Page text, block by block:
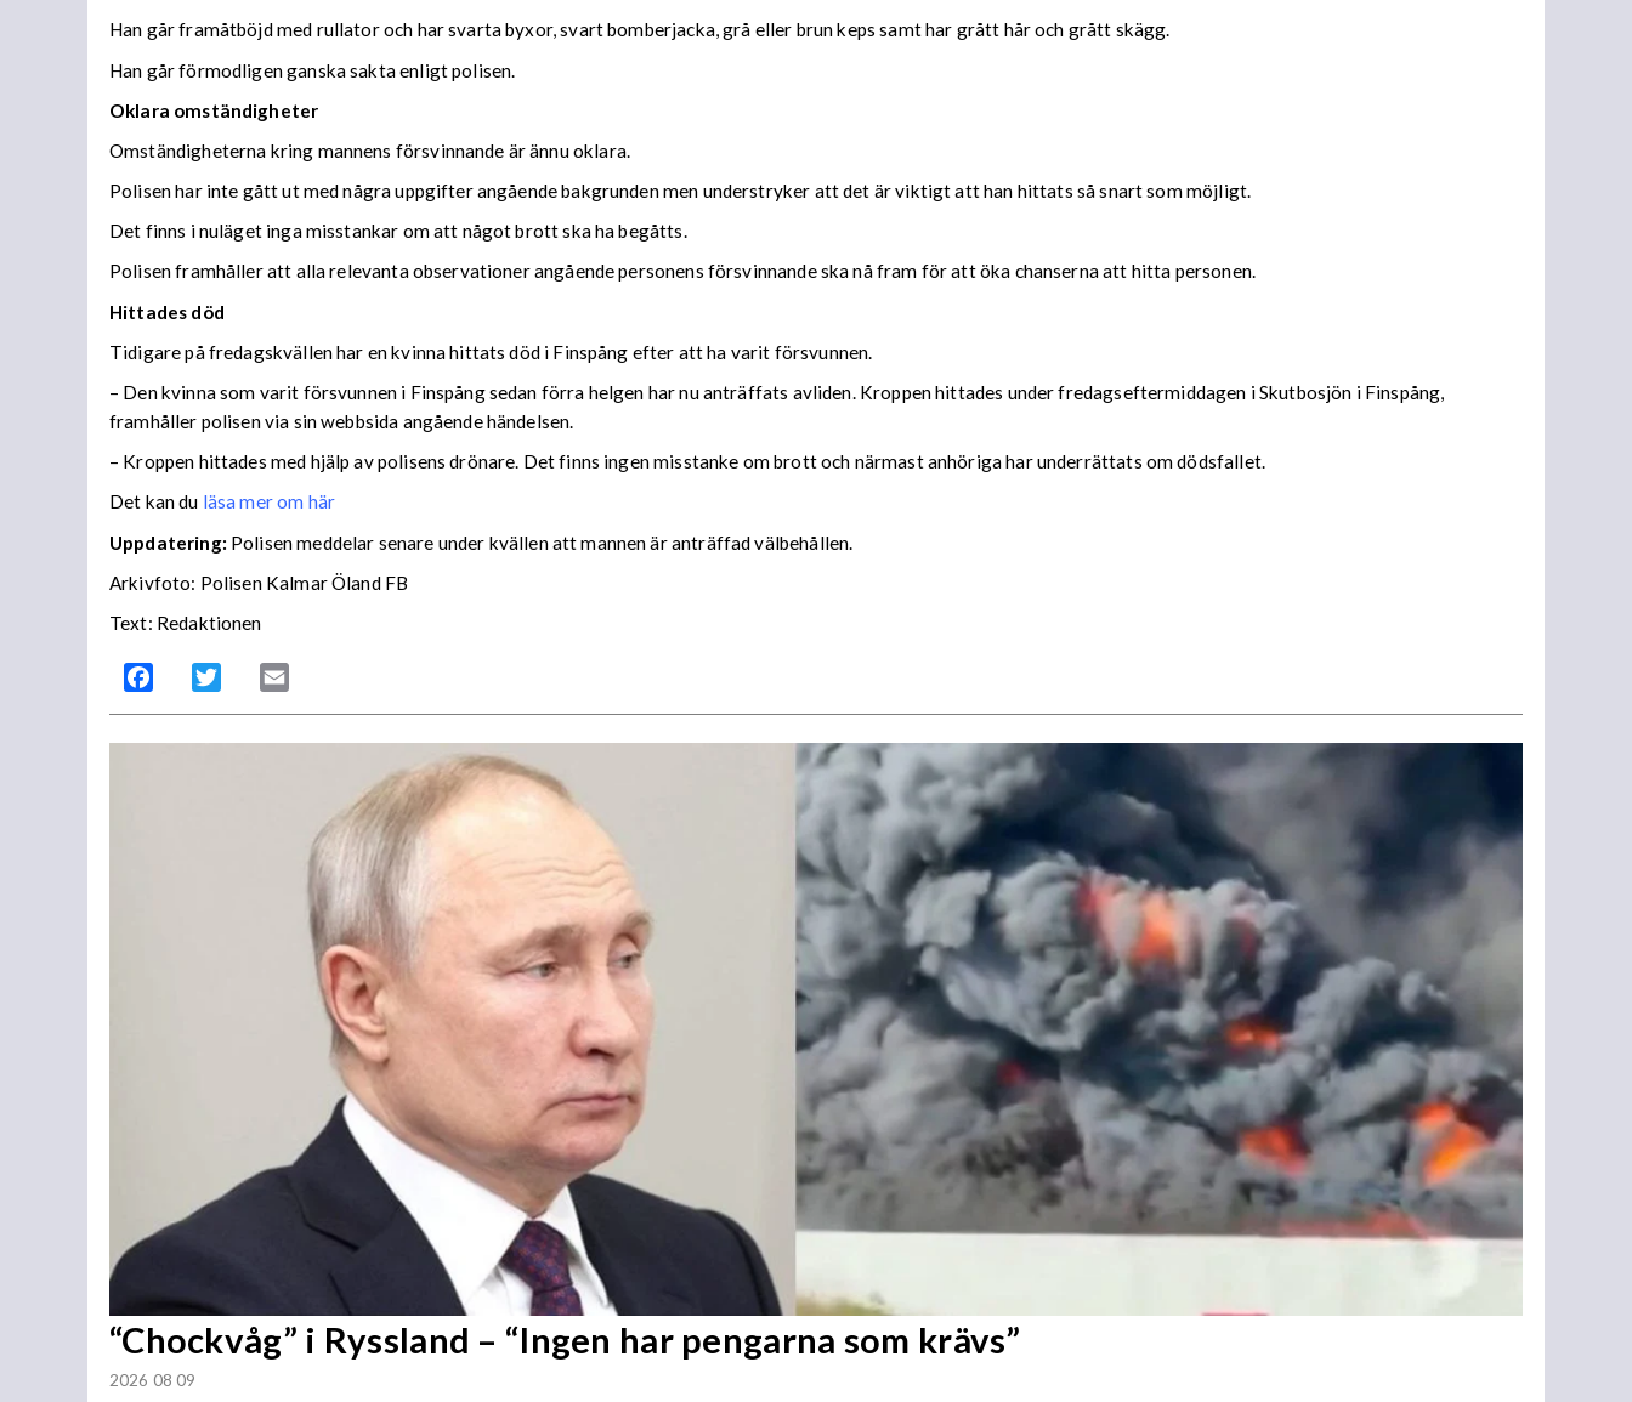
Han går framåtböjd med rullator och har svarta byxor, svart bomberjacka, grå eller brun keps samt har grått hår och grått skägg.
Han går förmodligen ganska sakta enligt polisen.
Oklara omständigheter
Omständigheterna kring mannens försvinnande är ännu oklara.
Polisen har inte gått ut med några uppgifter angående bakgrunden men understryker att det är viktigt att han hittats så snart som möjligt.
Det finns i nuläget inga misstankar om att något brott ska ha begåtts.
Polisen framhåller att alla relevanta observationer angående personens försvinnande ska nå fram för att öka chanserna att hitta personen.
Hittades död
Tidigare på fredagskvällen har en kvinna hittats död i Finspång efter att ha varit försvunnen.
– Den kvinna som varit försvunnen i Finspång sedan förra helgen har nu anträffats avliden. Kroppen hittades under fredagseftermiddagen i Skutbosjön i Finspång,
framhåller polisen via sin webbsida angående händelsen.
– Kroppen hittades med hjälp av polisens drönare. Det finns ingen misstanke om brott och närmast anhöriga har underrättats om dödsfallet.
Det kan du läsa mer om här
Uppdatering: Polisen meddelar senare under kvällen att mannen är anträffad välbehållen.
Arkivfoto: Polisen Kalmar Öland FB
Text: Redaktionen
Facebook Twitter
“Chockvåg” i Ryssland – “Ingen har pengarna som krävs”
2026 08 09